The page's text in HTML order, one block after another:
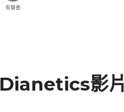
有聲書
Dianetics影片